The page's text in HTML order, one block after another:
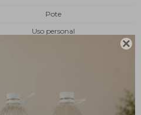

Pote
Uso personal